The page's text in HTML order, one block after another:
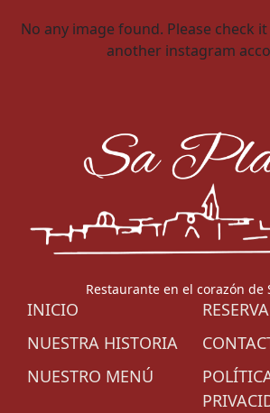
No any image found. Please check
another instagram
Restaurante en el corazón de
INICIO
NUESTRA HISTORIA
NUESTRO MENÚ